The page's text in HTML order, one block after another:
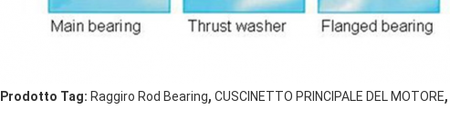
Prodotto Tag: Raggiro Rod Bearing, CUSCINETTO PRINCIPALE DEL MOTORE,